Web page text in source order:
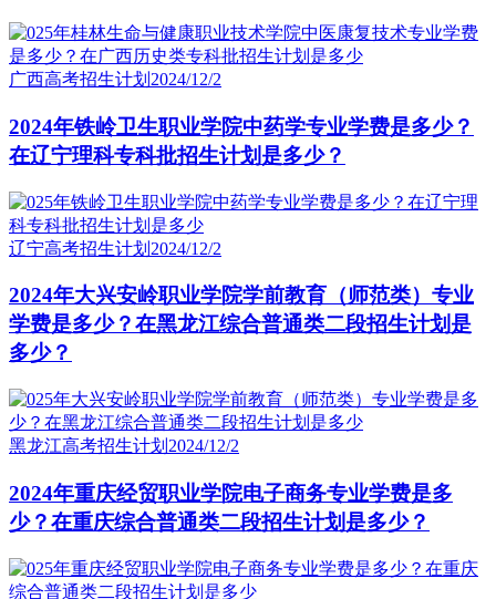
广西高考招生计划 2024/12/2
2024年铁岭卫生职业学院中药学专业学费是多少？
在辽宁理科专科批招生计划是多少？
辽宁高考招生计划 2024/12/2
2024年大兴安岭职业学院学前教育（师范类）专业
学费是多少？在黑龙江综合普通类二段招生计划是
多少？
黑龙江高考招生计划 2024/12/2
2024年重庆经贸职业学院电子商务专业学费是多
少？在重庆综合普通类二段招生计划是多少？